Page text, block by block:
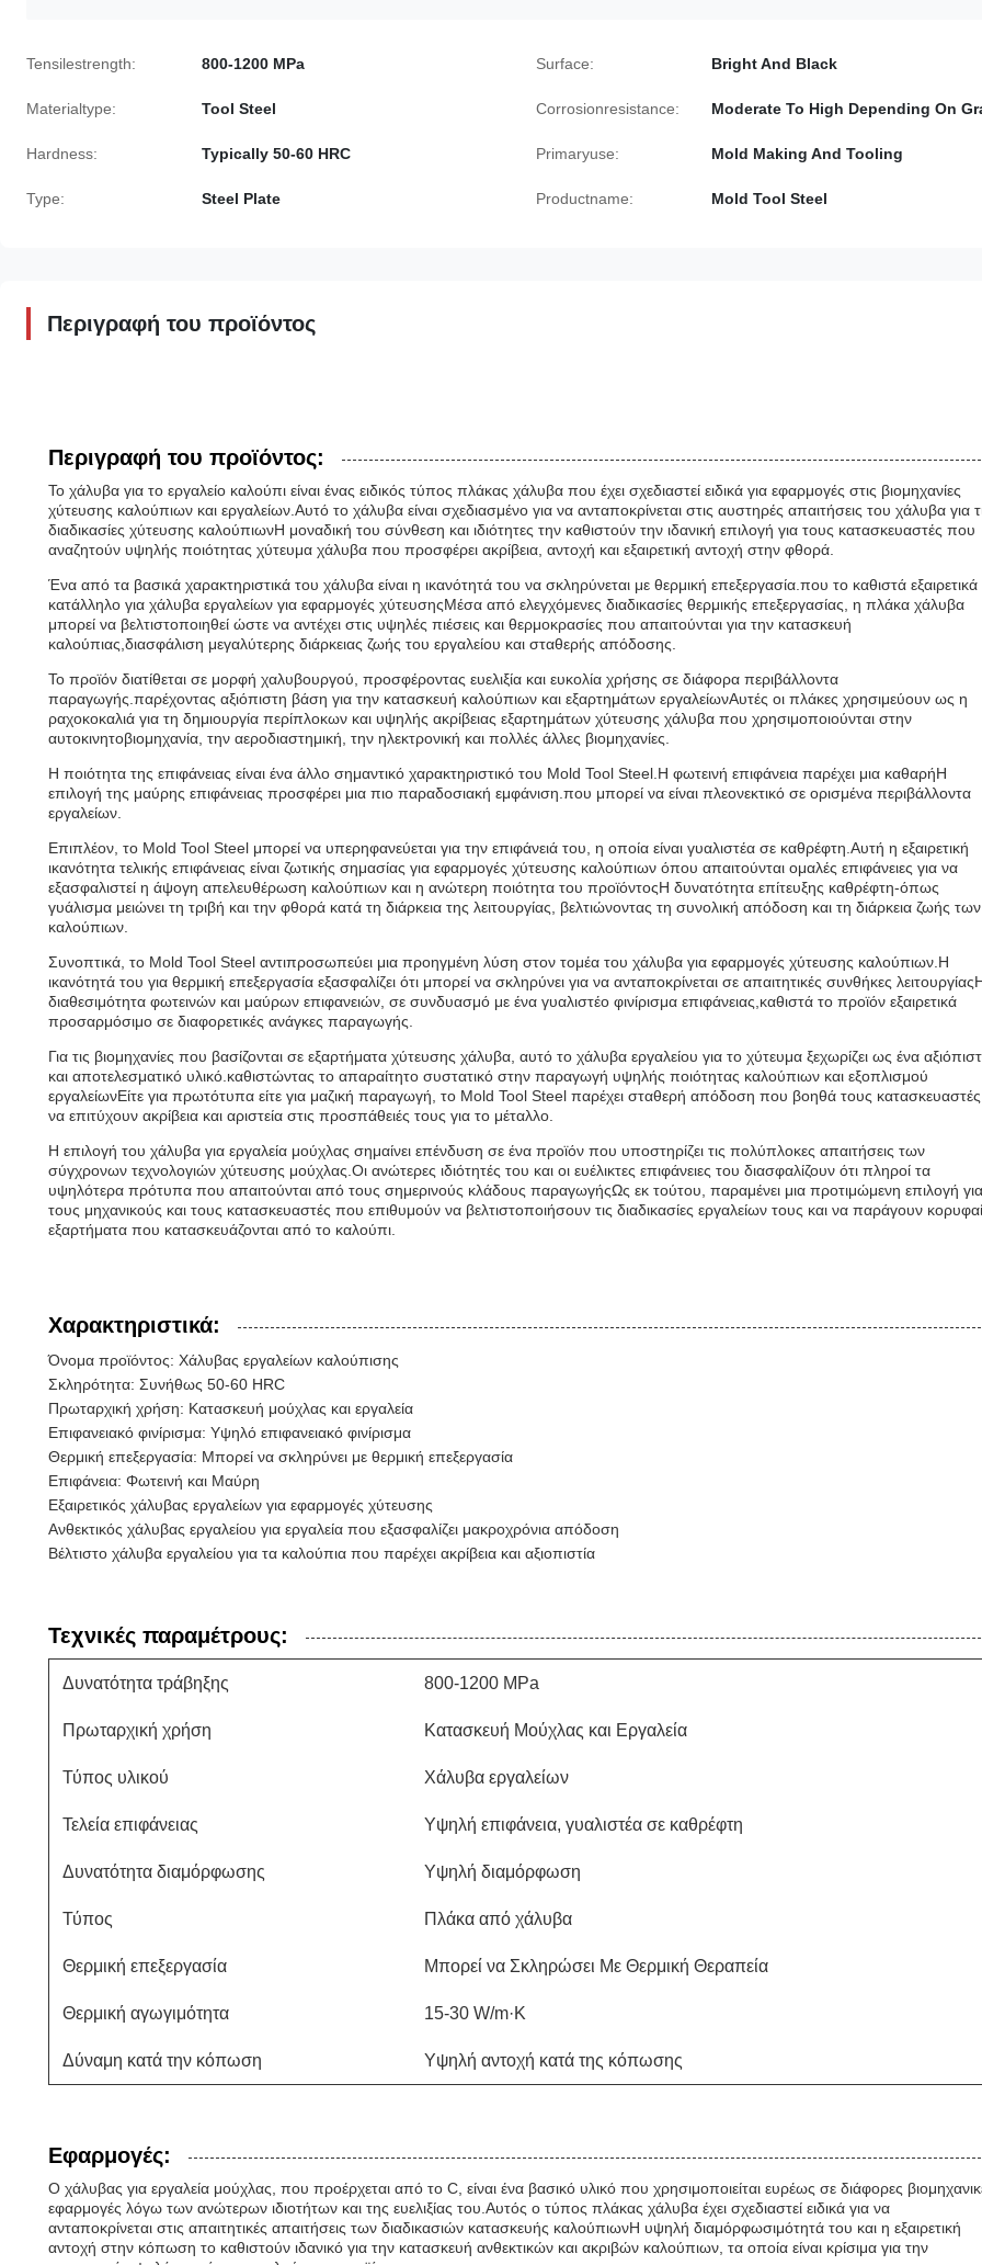
Tensilestrength: 800-1200 MPa Surface: Bright And Black
Materialtype: Tool Steel Corrosionresistance: Moderate To High Depending On
Hardness: Typically 50-60 HRC Primaryuse: Mold Making And Tooling
Type: Steel Plate Productname: Mold Tool Steel
Περιγραφή του προϊόντος
Περιγραφή του προϊόντος:
Το χάλυβα για το εργαλείο καλούπι είναι ένας ειδικός τύπος πλάκας χάλυβα που έχει σχεδιαστεί ειδικά για εφαρμογές στις βιομηχανίες
χύτευσης καλούπιων και εργαλείων.Αυτό το χάλυβα είναι σχεδιασμένο για να ανταποκρίνεται στις αυστηρές απαιτήσεις του χάλυβα για
διαδικασίες χύτευσης καλούπιωνΗ μοναδική του σύνθεση και ιδιότητες την καθιστούν την ιδανική επιλογή για τους κατασκευαστές που
αναζητούν υψηλής ποιότητας χύτευμα χάλυβα που προσφέρει ακρίβεια, αντοχή και εξαιρετική αντοχή στην φθορά.
Ένα από τα βασικά χαρακτηριστικά του χάλυβα είναι η ικανότητά του να σκληρύνεται με θερμική επεξεργασία.που το καθιστά εξαιρετικά
κατάλληλο για χάλυβα εργαλείων για εφαρμογές χύτευσηςΜέσα από ελεγχόμενες διαδικασίες θερμικής επεξεργασίας, η πλάκα χάλυβα
μπορεί να βελτιστοποιηθεί ώστε να αντέχει στις υψηλές πιέσεις και θερμοκρασίες που απαιτούνται για την κατασκευή
καλούπιας,διασφάλιση μεγαλύτερης διάρκειας ζωής του εργαλείου και σταθερής απόδοσης.
Το προϊόν διατίθεται σε μορφή χαλυβουργού, προσφέροντας ευελιξία και ευκολία χρήσης σε διάφορα περιβάλλοντα
παραγωγής.παρέχοντας αξιόπιστη βάση για την κατασκευή καλούπιων και εξαρτημάτων εργαλείωνΑυτές οι πλάκες χρησιμεύουν ως η
ραχοκοκαλιά για τη δημιουργία περίπλοκων και υψηλής ακρίβειας εξαρτημάτων χύτευσης χάλυβα που χρησιμοποιούνται στην
αυτοκινητοβιομηχανία, την αεροδιαστημική, την ηλεκτρονική και πολλές άλλες βιομηχανίες.
Η ποιότητα της επιφάνειας είναι ένα άλλο σημαντικό χαρακτηριστικό του Mold Tool Steel.Η φωτεινή επιφάνεια παρέχει μια καθαρήΗ
επιλογή της μαύρης επιφάνειας προσφέρει μια πιο παραδοσιακή εμφάνιση.που μπορεί να είναι πλεονεκτικό σε ορισμένα περιβάλλοντα
εργαλείων.
Επιπλέον, το Mold Tool Steel μπορεί να υπερηφανεύεται για την επιφάνειά του, η οποία είναι γυαλιστέα σε καθρέφτη.Αυτή η εξαιρετική
ικανότητα τελικής επιφάνειας είναι ζωτικής σημασίας για εφαρμογές χύτευσης καλούπιων όπου απαιτούνται ομαλές επιφάνειες για να
εξασφαλιστεί η άψογη απελευθέρωση καλούπιων και η ανώτερη ποιότητα του προϊόντοςΗ δυνατότητα επίτευξης καθρέφτη-όπως
γυάλισμα μειώνει τη τριβή και την φθορά κατά τη διάρκεια της λειτουργίας, βελτιώνοντας τη συνολική απόδοση και τη διάρκεια ζωής των
καλούπιων.
Συνοπτικά, το Mold Tool Steel αντιπροσωπεύει μια προηγμένη λύση στον τομέα του χάλυβα για εφαρμογές χύτευσης καλούπιων.Η
ικανότητά του για θερμική επεξεργασία εξασφαλίζει ότι μπορεί να σκληρύνει για να ανταποκρίνεται σε απαιτητικές συνθήκες
διαθεσιμότητα φωτεινών και μαύρων επιφανειών, σε συνδυασμό με ένα γυαλιστέο φινίρισμα επιφάνειας,καθιστά το προϊόν εξαιρετικά
προσαρμόσιμο σε διαφορετικές ανάγκες παραγωγής.
Για τις βιομηχανίες που βασίζονται σε εξαρτήματα χύτευσης χάλυβα, αυτό το χάλυβα εργαλείου για το χύτευμα ξεχωρίζει ως ένα
και αποτελεσματικό υλικό.καθιστώντας το απαραίτητο συστατικό στην παραγωγή υψηλής ποιότητας καλούπιων και εξοπλισμού
εργαλείωνΕίτε για πρωτότυπα είτε για μαζική παραγωγή, το Mold Tool Steel παρέχει σταθερή απόδοση που βοηθά τους κατασκευαστές
να επιτύχουν ακρίβεια και αριστεία στις προσπάθειές τους για το μέταλλο.
Η επιλογή του χάλυβα για εργαλεία μούχλας σημαίνει επένδυση σε ένα προϊόν που υποστηρίζει τις πολύπλοκες απαιτήσεις των
σύγχρονων τεχνολογιών χύτευσης μούχλας.Οι ανώτερες ιδιότητές του και οι ευέλικτες επιφάνειες του διασφαλίζουν ότι πληροί τα
υψηλότερα πρότυπα που απαιτούνται από τους σημερινούς κλάδους παραγωγήςΩς εκ τούτου, παραμένει μια προτιμώμενη επιλογή για
τους μηχανικούς και τους κατασκευαστές που επιθυμούν να βελτιστοποιήσουν τις διαδικασίες εργαλείων τους και να παράγουν
εξαρτήματα που κατασκευάζονται από το καλούπι.
Χαρακτηριστικά:
Όνομα προϊόντος: Χάλυβας εργαλείων καλούπισης
Σκληρότητα: Συνήθως 50-60 HRC
Πρωταρχική χρήση: Κατασκευή μούχλας και εργαλεία
Επιφανειακό φινίρισμα: Υψηλό επιφανειακό φινίρισμα
Θερμική επεξεργασία: Μπορεί να σκληρύνει με θερμική επεξεργασία
Επιφάνεια: Φωτεινή και Μαύρη
Εξαιρετικός χάλυβας εργαλείων για εφαρμογές χύτευσης
Ανθεκτικός χάλυβας εργαλείου για εργαλεία που εξασφαλίζει μακροχρόνια απόδοση
Βέλτιστο χάλυβα εργαλείου για τα καλούπια που παρέχει ακρίβεια και αξιοπιστία
Τεχνικές παραμέτρους:
Δυνατότητα τράβηξης 800-1200 MPa
Πρωταρχική χρήση Κατασκευή Μούχλας και Εργαλεία
Τύπος υλικού Χάλυβα εργαλείων
Τελεία επιφάνειας Υψηλή επιφάνεια, γυαλιστέα σε καθρέφτη
Δυνατότητα διαμόρφωσης Υψηλή διαμόρφωση
Τύπος Πλάκα από χάλυβα
Θερμική επεξεργασία Μπορεί να Σκληρώσει Με Θερμική Θεραπεία
Θερμική αγωγιμότητα 15-30 W/m·K
Δύναμη κατά την κόπωση Υψηλή αντοχή κατά της κόπωσης
Εφαρμογές:
Ο χάλυβας για εργαλεία μούχλας, που προέρχεται από το C, είναι ένα βασικό υλικό που χρησιμοποιείται ευρέως σε διάφορες
εφαρμογές λόγω των ανώτερων ιδιοτήτων και της ευελιξίας του.Αυτός ο τύπος πλάκας χάλυβα έχει σχεδιαστεί ειδικά για να
ανταποκρίνεται στις απαιτητικές απαιτήσεις των διαδικασιών κατασκευής καλούπιωνΗ υψηλή διαμόρφωσιμότητά του και η εξαιρετική
αντοχή στην κόπωση το καθιστούν ιδανικό για την κατασκευή ανθεκτικών και ακριβών καλούπιων, τα οποία είναι κρίσιμα για την